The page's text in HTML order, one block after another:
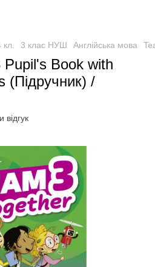
3 клас НУШ Англійська мова
Pupil's Book with
(Підручник) /
відгук